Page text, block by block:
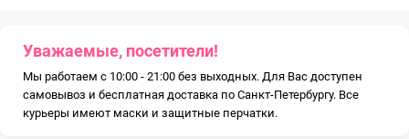
Уважаемые, посетители!
Мы работаем с 10:00 - 21:00 без выходных. Для Вас доступен
самовывоз и бесплатная доставка по Санкт-Петербургу. Все
курьеры имеют маски и защитные перчатки.